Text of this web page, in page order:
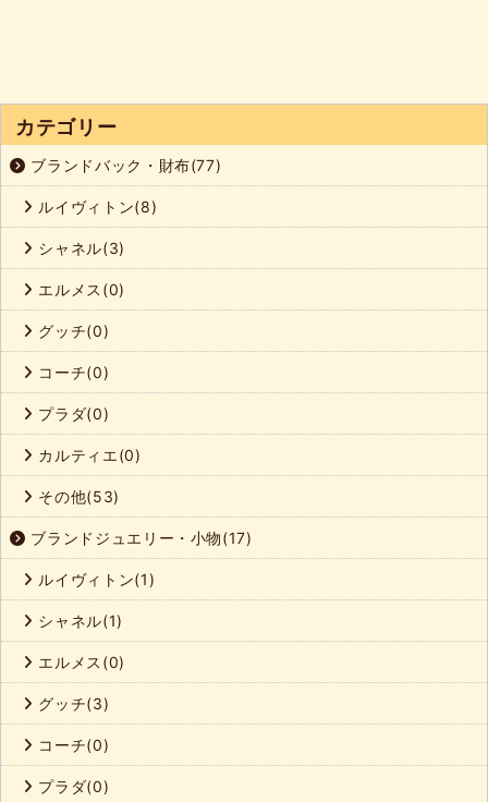
カテゴリー
ブランドバック・財布(77)
ルイヴィトン(8)
シャネル(3)
エルメス(0)
グッチ(0)
コーチ(0)
プラダ(0)
カルティエ(0)
その他(53)
ブランドジュエリー・小物(17)
ルイヴィトン(1)
シャネル(1)
エルメス(0)
グッチ(3)
コーチ(0)
プラダ(0)